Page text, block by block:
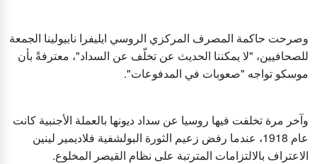
وصرحت حاكمة المصرف المركزي الروسي ايليفرا نابيولينا الجمعة
للصحافيين، "لا يمكننا الحديث عن تخلّف عن السداد"، معترفةً بأن
موسكو تواجه "صعوبات في المدفوعات".
وآخر مرة تخلفت فيها روسيا عن سداد ديونها بالعملة الأجنبية كانت
عام 1918، عندما رفض زعيم الثورة البولشفية فلاديمير لينين
الاعتراف بالالتزامات المترتبة على نظام القيصر المخلوع.